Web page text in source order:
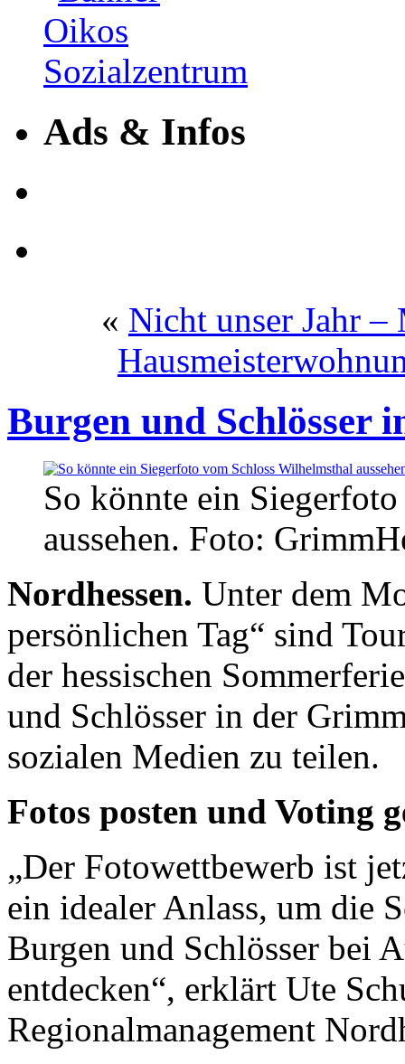
Ads & Infos
« Nicht unser Jahr
Burgen und Schlösser
So könnte ein
aussehen. Foto:
Nordhessen. Unter dem
persönlichen Tag“ sind
der hessischen
und Schlösser in der
sozialen Medien zu teilen.
Fotos posten und Voting
„Der Fotowettbewerb ist
ein idealer Anlass, um die
Burgen und Schlösser bei
entdecken“, erklärt Ute
Regionalmanagement